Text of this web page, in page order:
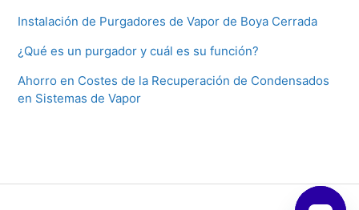
Instalación de Purgadores de Vapor de Boya Cerrada
¿Qué es un purgador y cuál es su función?
Ahorro en Costes de la Recuperación de Condensados
en Sistemas de Vapor